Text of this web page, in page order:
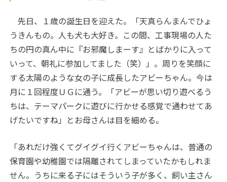
先日、１歳の誕生日を迎えた。「天真らんまんでひょ
うきんもの。人も犬も大好き。この間、工事現場の人た
ちの円の真ん中に『お邪魔しまーす』とばかりに入って
いって、朝礼に参加してました（笑）」。周りを笑顔に
する太陽のような女の子に成長したアビーちゃん。今は
月に１回程度ＵＧに通う。「アビーが思い切り遊べるう
ちは、テーマパークに遊びに行かせる感覚で通わせてあ
げたいですね」とお母さんは目を細める。
「あれだけ強くてグイグイ行くアビーちゃんは、普通の
保育園や幼稚園では隔離されてしまっていたかもしれま
せん。うちに来る子にはそういう子が多く、飼い主さん